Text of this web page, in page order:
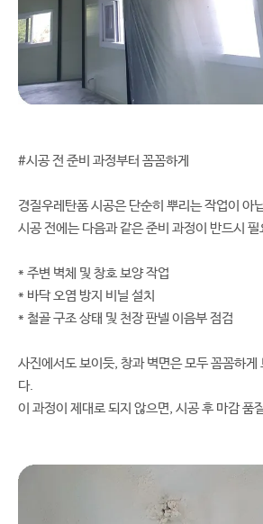
#시공 전 준비 과정부터 꼼꼼하게
경질우레탄폼 시공은 단순히 뿌리는 작업이 아
시공 전에는 다음과 같은 준비 과정이 반드시 필
* 주변 벽체 및 창호 보양 작업
* 바닥 오염 방지 비닐 설치
* 철골 구조 상태 및 천장 판넬 이음부 점검
사진에서도 보이듯, 창과 벽면은 모두 꼼꼼하
다.
이 과정이 제대로 되지 않으면, 시공 후 마감 품